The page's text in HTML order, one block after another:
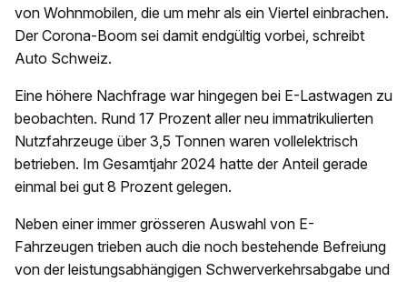
von Wohnmobilen, die um mehr als ein Viertel einbrachen.
Der Corona-Boom sei damit endgültig vorbei, schreibt
Auto Schweiz.
Eine höhere Nachfrage war hingegen bei E-Lastwagen zu
beobachten. Rund 17 Prozent aller neu immatrikulierten
Nutzfahrzeuge über 3,5 Tonnen waren vollelektrisch
betrieben. Im Gesamtjahr 2024 hatte der Anteil gerade
einmal bei gut 8 Prozent gelegen.
Neben einer immer grösseren Auswahl von E-
Fahrzeugen trieben auch die noch bestehende Befreiung
von der leistungsabhängigen Schwerverkehrsabgabe und